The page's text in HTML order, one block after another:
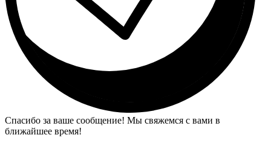
Спасибо за ваше сообщение! Мы свяжемся с вами в
ближайшее время!